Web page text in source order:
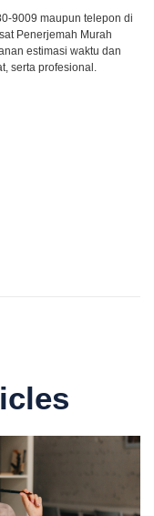
9009 maupun telepon di
Penerjemah Murah
estimasi waktu dan
serta profesional.